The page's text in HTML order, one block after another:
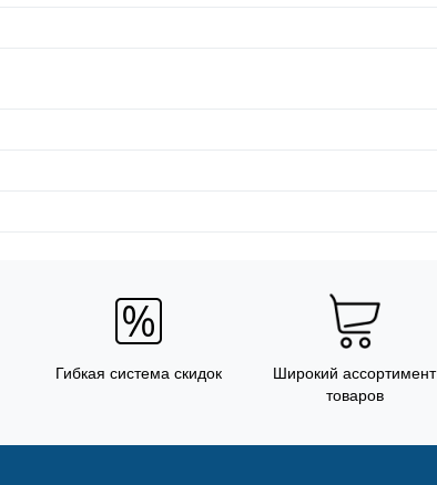
Гибкая система скидок
Широкий ассортимент
товаров